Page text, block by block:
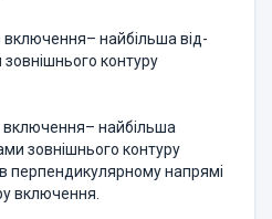
найбільша від­
контуру
найбільша
зовнішнього контуру
перпендику­лярному напрямі
включення.